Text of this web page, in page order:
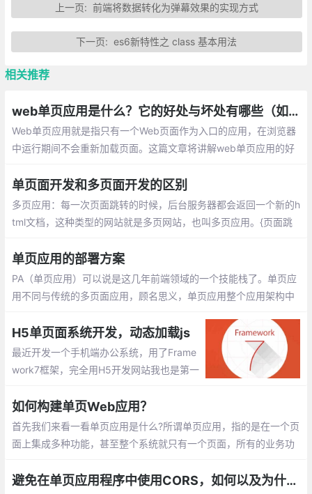
上一页: 前端将数据转化为弹幕效果的实现方式
下一页:es6新特性之 class 基本用法
相关推荐
web单页应用是什么？它的好处与坏处有哪些（如何解决这些缺点）
Web单页应用就是指只有一个Web页面作为入口的应用，在浏览器
中运行期间不会重新加载页面。这篇文章将讲解web单页应用的好
单页面开发和多页面开发的区别
多页应用：每一次页面跳转的时候，后台服务器都会返回一个新的h
tml文档，这种类型的网站就是多页网站，也叫多页应用。{页面跳
tml文件，刷新点击一下会切换到其他组件
单页应用的部署方案
PA（单页应用）可以说是这几年前端领域的一个技能栈了。单页应
用不同与传统的多页面应用，顾名思义，单页应用整个应用架构中
实现前端路由，从而实现了前后端的解耦，或者前后端分离
H5单页面系统开发，动态加载js
最近开发一个手机端办公系统，用了Frame
work7框架，完全用H5开发网站我也是第一
mework7采用单页面模式，所有功能都在一
个主页面上完成，用Ajax方式调用其他页面
如何构建单页Web应用？
首先我们来看一看单页应用是什么?所谓单页应用，指的是在一个页
面上集成多种功能，甚至整个系统就只有一个页面，所有的业务功
避免在单页应用程序中使用CORS，如何以及为什么？